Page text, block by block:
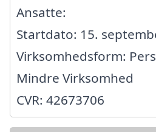
Ansatte:
Startdato: 15.
Virksomhedsform:
Mindre Virksomhed
CVR: 42673706